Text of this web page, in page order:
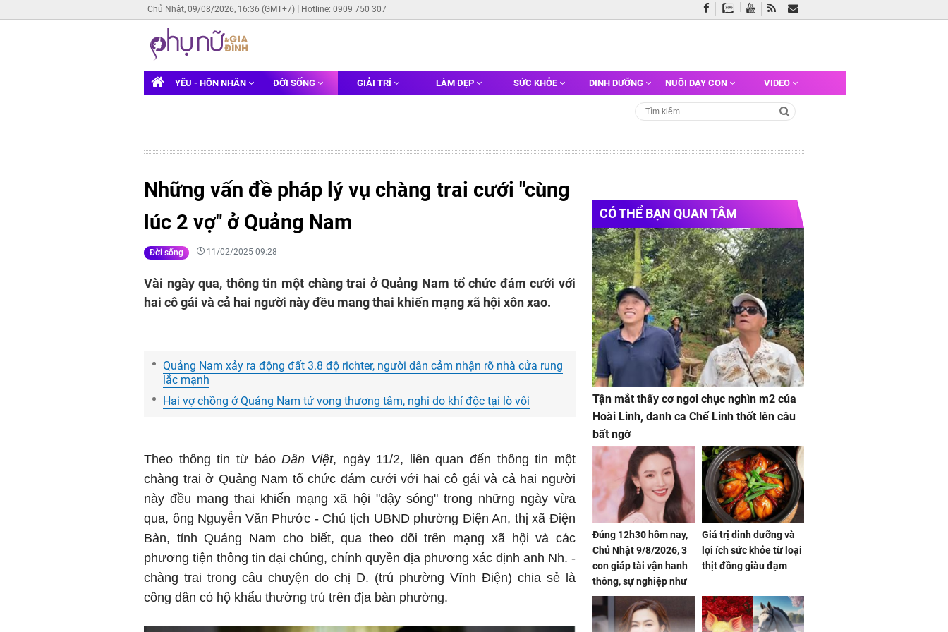
Chủ Nhật, 09/08/2026, 16:36 (GMT+7) Hotline: 0909 750 307
YÊU - HÔN NHÂN ĐỜI SỐNG GIẢI TRÍ LÀM ĐẸP SỨC KHỎE DINH DƯỠNG NUÔI DẠY CON VIDEO
Những vấn đề pháp lý vụ chàng trai cưới "cùng
lúc 2 vợ" ở Quảng Nam
Đời sống 11/02/2025 09:28
Vài ngày qua, thông tin một chàng trai ở Quảng Nam tổ chức đám cưới với
hai cô gái và cả hai người này đều mang thai khiến mạng xã hội xôn xao.
Quảng Nam xảy ra động đất 3.8 độ richter, người dân cảm nhận rõ nhà cửa rung
lắc mạnh
Hai vợ chồng ở Quảng Nam tử vong thương tâm, nghi do khí độc tại lò vôi
Theo thông tin từ báoDân Việt, ngày 11/2, liên quan đến thông tin một
chàng trai ở Quảng Nam tổ chức đám cưới với hai cô gái và cả hai người
này đều mang thai khiến mạng xã hội "dậy sóng" trong những ngày vừa
qua, ông Nguyễn Văn Phước - Chủ tịch UBND phường Điện An, thị xã Điện
Bàn, tỉnh Quảng Nam cho biết, qua theo dõi trên mạng xã hội và các
phương tiện thông tin đại chúng, chính quyền địa phương xác định anh Nh. -
chàng trai trong câu chuyện do chị D. (trú phường Vĩnh Điện) chia sẻ là
công dân có hộ khẩu thường trú trên địa bàn phường.
CÓ THỂ BẠN QUAN TÂM
Tận mắt thấy cơ ngơi chục nghìn m2 của
Hoài Linh, danh ca Chế Linh thốt lên câu
bất ngờ
Đúng 12h30 hôm nay,
Chủ Nhật 9/8/2026, 3
con giáp tài vận hanh
thông, sự nghiệp như
'cá chép hóa Rồng', vét
cạn lộc lá trong thiên
hạ
Giá trị dinh dưỡng và
lợi ích sức khỏe từ loại
thịt đồng giàu đạm